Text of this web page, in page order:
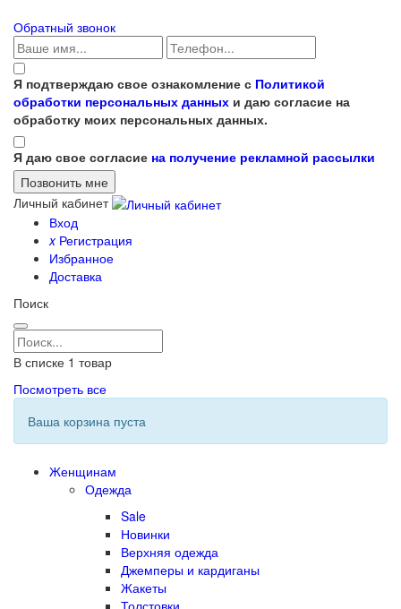
Обратный звонок
Я подтверждаю свое ознакомление с Политикой
обработки персональных данных и даю согласие на
обработку моих персональных данных.
Я даю свое согласие на получение рекламной рассылки
Личный кабинет
Вход
xРегистрация
Избранное
Доставка
Поиск
В списке 1 товар
Посмотреть все
Ваша корзина пуста
Женщинам
Одежда
Sale
Новинки
Верхняя одежда
Джемперы и кардиганы
Жакеты